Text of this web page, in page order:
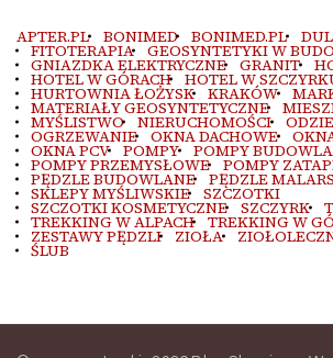
APTER.PL BONIMED BONIMED.PL
FITOTERAPIA GEOSYNTETYKI W
GNIAZDKA ELEKTRYCZNE GRANIT
HOTEL W GÓRACH HOTEL W
HURTOWNIA ŁOŻYSK KRAKÓW
MATERIAŁY GEOSYNTETYCZNE
MYŚLISTWO NIERUCHOMOŚCI
OGRZEWANIE OKNA DACHOWE
OKNA PCV POMPY POMPY
POMPY PRZEMYSŁOWE POMPY
PĘDZLE BUDOWLANE PĘDZLE
SKLEPY MYŚLIWSKIE SZCZOTKI
SZCZOTKI KOSMETYCZNE SZCZYRK
TREKKING W ALPACH TREKKING W
ZESTAWY PĘDZLI ZIOŁA
ŚLUB